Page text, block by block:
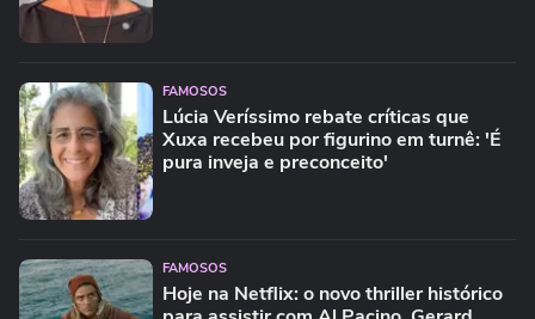
FAMOSOS
Lúcia Veríssimo rebate críticas que
Xuxa recebeu por figurino em turnê: 'É
pura inveja e preconceito'
FAMOSOS
Hoje na Netflix: o novo thriller histórico